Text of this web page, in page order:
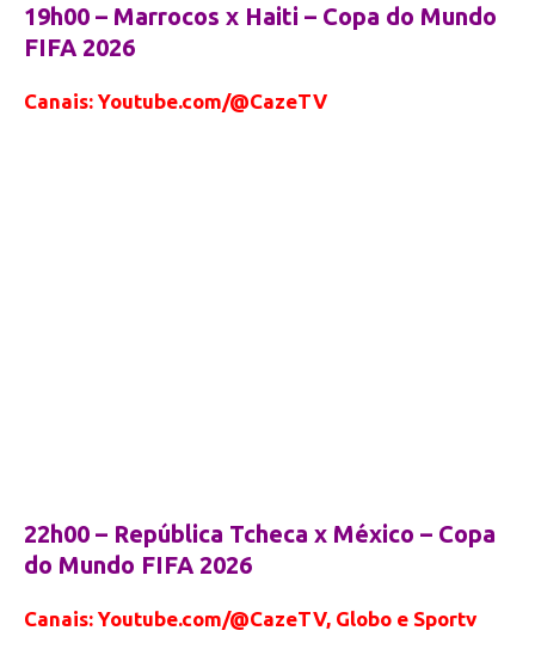
19h00 – Marrocos x Haiti – Copa do Mundo
FIFA 2026
Canais: Youtube.com/@CazeTV
22h00 – República Tcheca x México – Copa
do Mundo FIFA 2026
Canais: Youtube.com/@CazeTV, Globo e Sportv